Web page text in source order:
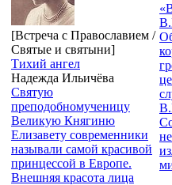
[Встреча с Православием /
Святые и святыни]
Тихий ангел
Надежда Ильичёва
Святую
преподобномученицу
Великую Княгиню
Елизавету современники
называли самой красивой
принцессой в Европе.
Внешняя красота лица